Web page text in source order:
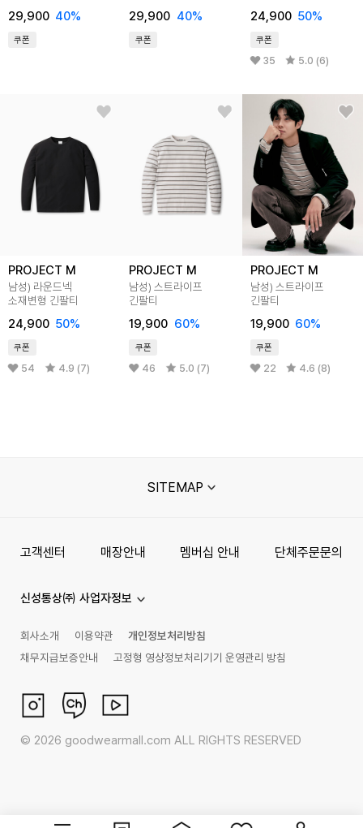
29,900 40%
쿠폰
29,900 40%
쿠폰
24,900 50%
쿠폰
35 5.0 (6)
PROJECT M
남성) 라운드넥
소재변형 긴팔티
24,900 50%
쿠폰
54 4.9 (7)
PROJECT M
남성) 스트라이프
긴팔티
19,900 60%
쿠폰
46 5.0 (7)
PROJECT M
남성) 스트라이프
긴팔티
19,900 60%
쿠폰
22 4.6 (8)
SITEMAP
고객센터 매장안내 멤버십 안내 단체주문문의
신성통상㈜ 사업자정보
회사소개 이용약관
개인정보처리방침
채무지급보증안내
고정형 영상정보처리기기 운영관리 방침
© 2026 goodwearmall.com ALL RIGHTS RESERVED